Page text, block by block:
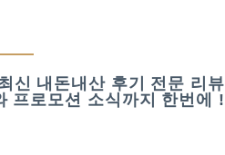
신 내돈내산 후기 전문 리뷰
프로모션 소식까지 한번에 !